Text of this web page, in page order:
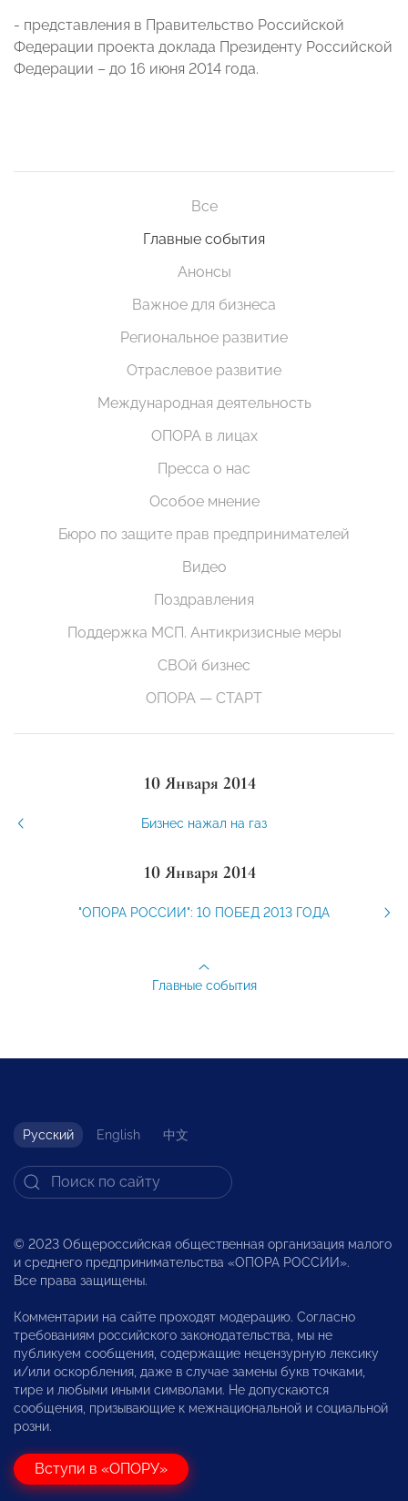
- представления в Правительство Российской
Федерации проекта доклада Президенту Российской
Федерации – до 16 июня 2014 года.
Все
Главные события
Анонсы
Важное для бизнеса
Региональное развитие
Отраслевое развитие
Международная деятельность
ОПОРА в лицах
Пресса о нас
Особое мнение
Бюро по защите прав предпринимателей
Видео
Поздравления
Поддержка МСП. Антикризисные меры
СВОй бизнес
ОПОРА — СТАРТ
10 Января 2014
Бизнес нажал на газ
10 Января 2014
"ОПОРА РОССИИ": 10 ПОБЕД 2013 ГОДА
Главные события
Русский English 中文
© 2023 Общероссийская общественная организация малого
и среднего предпринимательства «ОПОРА РОССИИ».
Все права защищены.
Комментарии на сайте проходят модерацию. Согласно
требованиям российского законодательства, мы не
публикуем сообщения, содержащие нецензурную лексику
и/или оскорбления, даже в случае замены букв точками,
тире и любыми иными символами. Не допускаются
сообщения, призывающие к межнациональной и социальной
розни.
Вступи в «ОПОРУ»